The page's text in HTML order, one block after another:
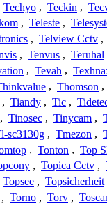
Techyo , Teckin ,
, Teleste ,
, Telview Cctv ,
, Tenvus , Teruhal
, Tevah ,
, Thomson ,
, Tiandy , Tic ,
, Tinosec , Tinycam ,
sc3130g , Tmezon ,
, Tonton , Top
, Topica Cctv ,
Topsee , Topsicherheit
, Torno , Torv ,